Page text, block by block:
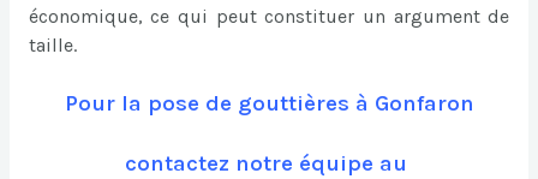
économique, ce qui peut constituer un argument de
taille.
Pour la pose de gouttières à Gonfaron
contactez notre équipe au